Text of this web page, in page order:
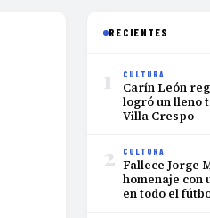
RECIENTES
1 CULTURA
Carín León
logró un lleno
Villa Crespo
2 CULTURA
Fallece Jorge
homenaje con
en todo el